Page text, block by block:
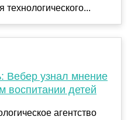
узнал мнение
воспитании детей
агентство